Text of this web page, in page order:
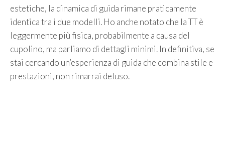
estetiche, la dinamica di guida rimane praticamente
identica tra i due modelli. Ho anche notato che la TT è
leggermente più fisica, probabilmente a causa del
cupolino, ma parliamo di dettagli minimi. In definitiva, se
stai cercando un’esperienza di guida che combina stile e
prestazioni, non rimarrai deluso.